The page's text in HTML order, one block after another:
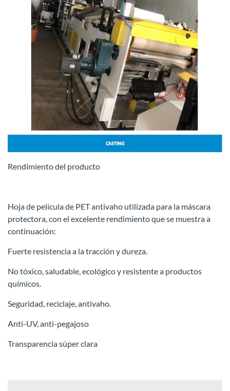
Rendimiento del producto
Hoja de película de PET antivaho utilizada para la máscara
protectora, con el excelente rendimiento que se muestra a
continuación:
Fuerte resistencia a la tracción y dureza.
No tóxico, saludable, ecológico y resistente a productos
químicos.
Seguridad, reciclaje, antivaho.
Anti-UV, anti-pegajoso
Transparencia súper clara